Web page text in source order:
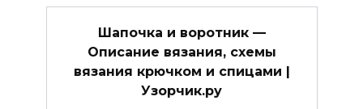
Шапочка и воротник —
Описание вязания, схемы
вязания крючком и спицами |
Узорчик.ру